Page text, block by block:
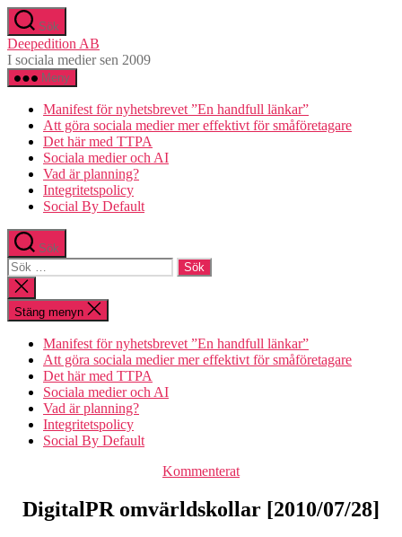
Hoppa
till
innehåll
Sök
Deepedition AB
I sociala medier sen 2009
Meny
Manifest för nyhetsbrevet ”En handfull länkar”
Att göra sociala medier mer effektivt för småföretagare
Det här med TTPA
Sociala medier och AI
Vad är planning?
Integritetspolicy
Social By Default
Sök
Sök
efter:
Stäng
sökningen
Stäng menyn
Manifest för nyhetsbrevet ”En handfull länkar”
Att göra sociala medier mer effektivt för småföretagare
Det här med TTPA
Sociala medier och AI
Vad är planning?
Integritetspolicy
Social By Default
Kategorier
Kommenterat
DigitalPR omvärldskollar [2010/07/28]